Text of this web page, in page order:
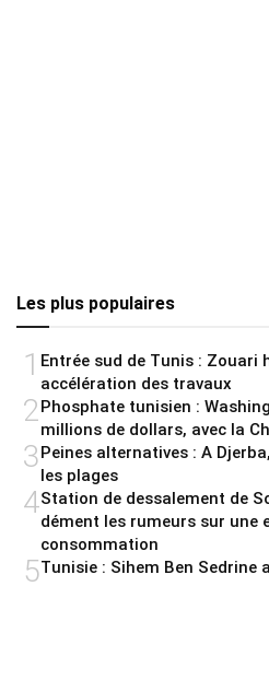
Les plus populaires
1 Entrée sud de Tunis : Zouari
accélération des travaux
2Phosphate tunisien :
millions de dollars, avec la
3Peines alternatives : A
les plages
4Station de dessalement de
dément les rumeurs sur une
consommation
5Tunisie : Sihem Ben Sedrine